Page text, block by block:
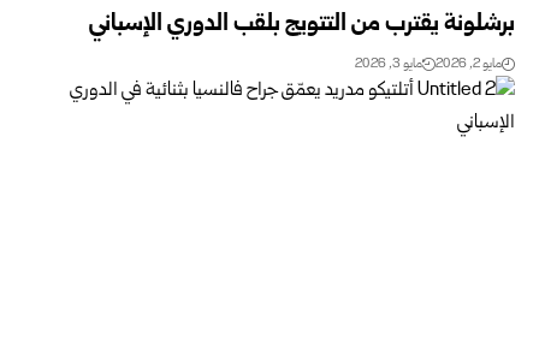
برشلونة يقترب من التتويج بلقب الدوري الإسباني
مايو 2, 2026 مايو 3, 2026